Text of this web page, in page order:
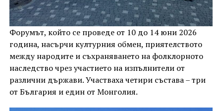
Форумът, който се проведе от 10 до 14 юни 2026
година, насърчи културния обмен, приятелството
между народите и съхраняването на фолклорното
наследство чрез участието на изпълнители от
различни държави. Участваха четири състава – три
от България и един от Монголия.